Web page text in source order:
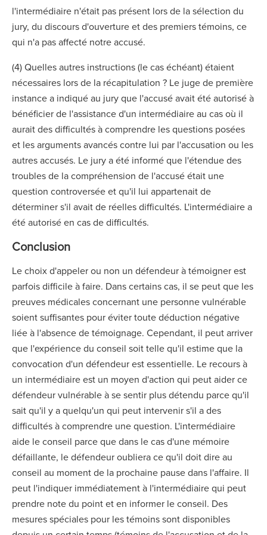
l'intermédiaire n'était pas présent lors de la sélection du
jury, du discours d'ouverture et des premiers témoins, ce
qui n'a pas affecté notre accusé.
(4) Quelles autres instructions (le cas échéant) étaient
nécessaires lors de la récapitulation ? Le juge de première
instance a indiqué au jury que l'accusé avait été autorisé à
bénéficier de l'assistance d'un intermédiaire au cas où il
aurait des difficultés à comprendre les questions posées
et les arguments avancés contre lui par l'accusation ou les
autres accusés. Le jury a été informé que l'étendue des
troubles de la compréhension de l'accusé était une
question controversée et qu'il lui appartenait de
déterminer s'il avait de réelles difficultés. L'intermédiaire a
été autorisé en cas de difficultés.
Conclusion
Le choix d'appeler ou non un défendeur à témoigner est
parfois difficile à faire. Dans certains cas, il se peut que les
preuves médicales concernant une personne vulnérable
soient suffisantes pour éviter toute déduction négative
liée à l'absence de témoignage. Cependant, il peut arriver
que l'expérience du conseil soit telle qu'il estime que la
convocation d'un défendeur est essentielle. Le recours à
un intermédiaire est un moyen d'action qui peut aider ce
défendeur vulnérable à se sentir plus détendu parce qu'il
sait qu'il y a quelqu'un qui peut intervenir s'il a des
difficultés à comprendre une question. L'intermédiaire
aide le conseil parce que dans le cas d'une mémoire
défaillante, le défendeur oubliera ce qu'il doit dire au
conseil au moment de la prochaine pause dans l'affaire. Il
peut l'indiquer immédiatement à l'intermédiaire qui peut
prendre note du point et en informer le conseil. Des
mesures spéciales pour les témoins sont disponibles